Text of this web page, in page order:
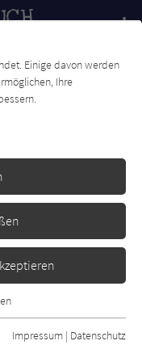
Newsletter
Boys
Einige davon werden
Ihre
Funktionen der
dass die Webseite
Impressum | Datenschutz